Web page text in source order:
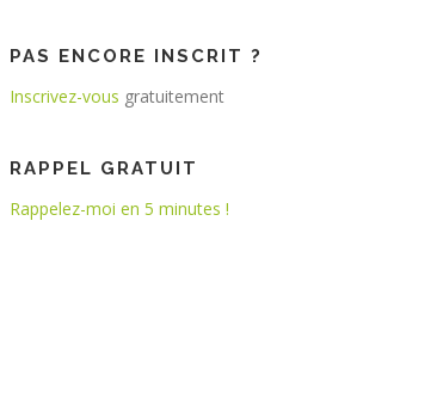
PAS ENCORE INSCRIT ?
Inscrivez-vous gratuitement
RAPPEL GRATUIT
Rappelez-moi en 5 minutes !